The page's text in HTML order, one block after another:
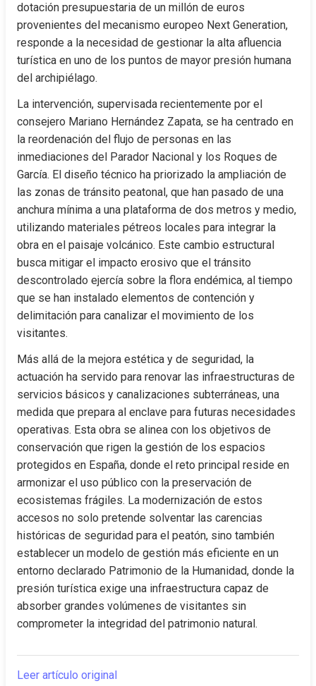
dotación presupuestaria de un millón de euros
provenientes del mecanismo europeo Next Generation,
responde a la necesidad de gestionar la alta afluencia
turística en uno de los puntos de mayor presión humana
del archipiélago.
La intervención, supervisada recientemente por el
consejero Mariano Hernández Zapata, se ha centrado en
la reordenación del flujo de personas en las
inmediaciones del Parador Nacional y los Roques de
García. El diseño técnico ha priorizado la ampliación de
las zonas de tránsito peatonal, que han pasado de una
anchura mínima a una plataforma de dos metros y medio,
utilizando materiales pétreos locales para integrar la
obra en el paisaje volcánico. Este cambio estructural
busca mitigar el impacto erosivo que el tránsito
descontrolado ejercía sobre la flora endémica, al tiempo
que se han instalado elementos de contención y
delimitación para canalizar el movimiento de los
visitantes.
Más allá de la mejora estética y de seguridad, la
actuación ha servido para renovar las infraestructuras de
servicios básicos y canalizaciones subterráneas, una
medida que prepara al enclave para futuras necesidades
operativas. Esta obra se alinea con los objetivos de
conservación que rigen la gestión de los espacios
protegidos en España, donde el reto principal reside en
armonizar el uso público con la preservación de
ecosistemas frágiles. La modernización de estos
accesos no solo pretende solventar las carencias
históricas de seguridad para el peatón, sino también
establecer un modelo de gestión más eficiente en un
entorno declarado Patrimonio de la Humanidad, donde la
presión turística exige una infraestructura capaz de
absorber grandes volúmenes de visitantes sin
comprometer la integridad del patrimonio natural.
Leer artículo original